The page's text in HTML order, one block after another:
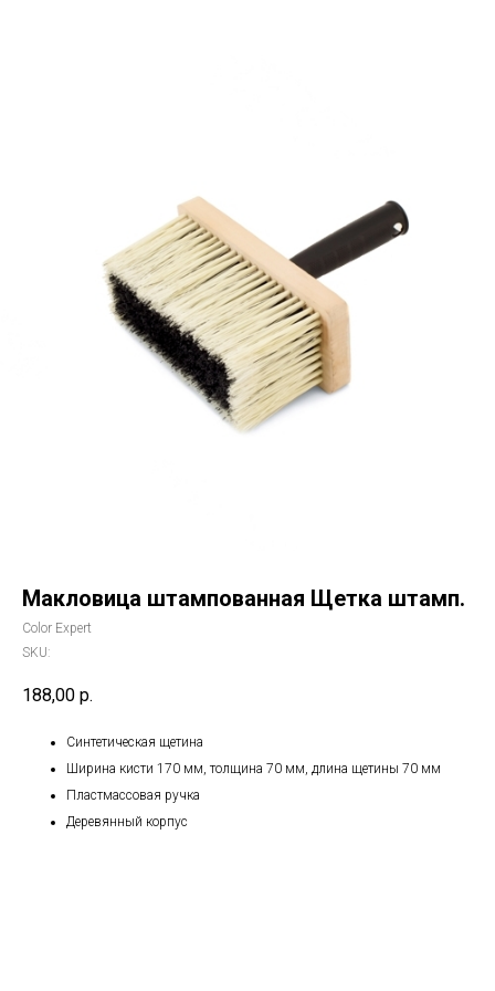
Макловица штампованная Щетка штамп.
Color Expert
SKU:
188,00 р.
Синтетическая щетина
Ширина кисти 170 мм, толщина 70 мм, длина щетины 70 мм
Пластмассовая ручка
Деревянный корпус